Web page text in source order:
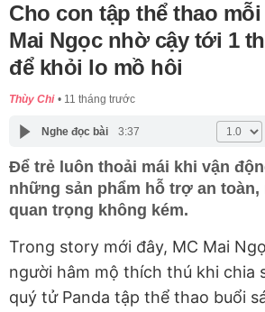
Cho con tập thể thao mỗi
Mai Ngọc nhờ cậy tới 1
để khỏi lo mồ hôi
Thùy Chi 11 tháng trước
Nghe đọc bài 3:37
Để trẻ luôn thoải mái khi vận
những sản phẩm hỗ trợ an toàn,
quan trọng không kém.
Trong story mới đây, MC Mai
người hâm mộ thích thú khi chia
quý tử Panda tập thể thao buổi